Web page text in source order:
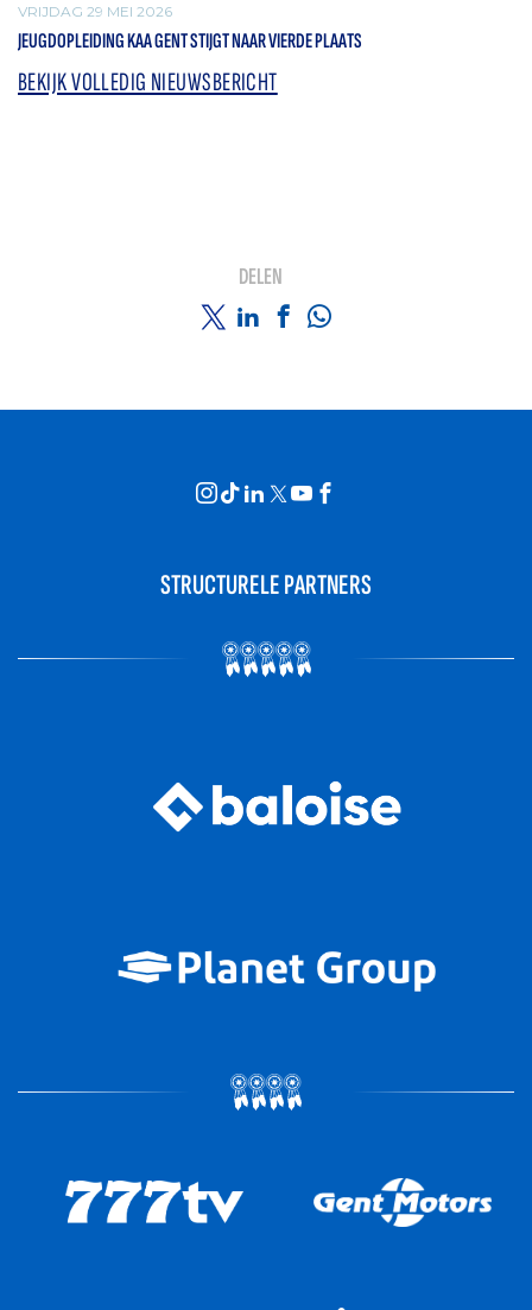
VRIJDAG 29 MEI 2026
JEUGDOPLEIDING KAA GENT STIJGT NAAR VIERDE PLAATS
BEKIJK VOLLEDIG NIEUWSBERICHT
DELEN
STRUCTURELE PARTNERS